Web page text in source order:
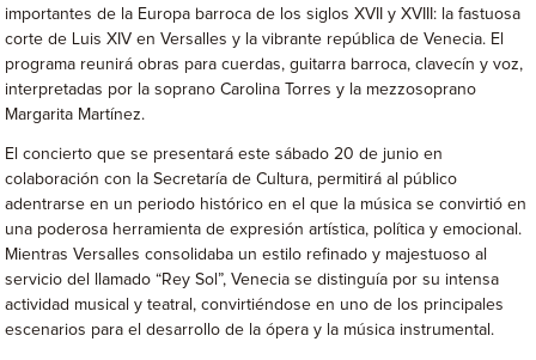
importantes de la Europa barroca de los siglos XVII y XVIII: la fastuosa
corte de Luis XIV en Versalles y la vibrante república de Venecia. El
programa reunirá obras para cuerdas, guitarra barroca, clavecín y voz,
interpretadas por la soprano Carolina Torres y la mezzosoprano
Margarita Martínez.
El concierto que se presentará este sábado 20 de junio en
colaboración con la Secretaría de Cultura, permitirá al público
adentrarse en un periodo histórico en el que la música se convirtió en
una poderosa herramienta de expresión artística, política y emocional.
Mientras Versalles consolidaba un estilo refinado y majestuoso al
servicio del llamado “Rey Sol”, Venecia se distinguía por su intensa
actividad musical y teatral, convirtiéndose en uno de los principales
escenarios para el desarrollo de la ópera y la música instrumental.